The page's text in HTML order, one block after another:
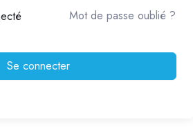
Mot de passe oublié ?
Se connecter